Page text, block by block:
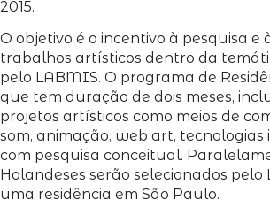
2015.
O objetivo é o incentivo à pesquisa e
trabalhos artísticos dentro da
pelo LABMIS. O programa de
que tem duração de dois meses,
projetos artísticos como meios de
som, animação, web art, tecnologias
com pesquisa conceitual.
Holandeses serão selecionados
uma residência em São Paulo.